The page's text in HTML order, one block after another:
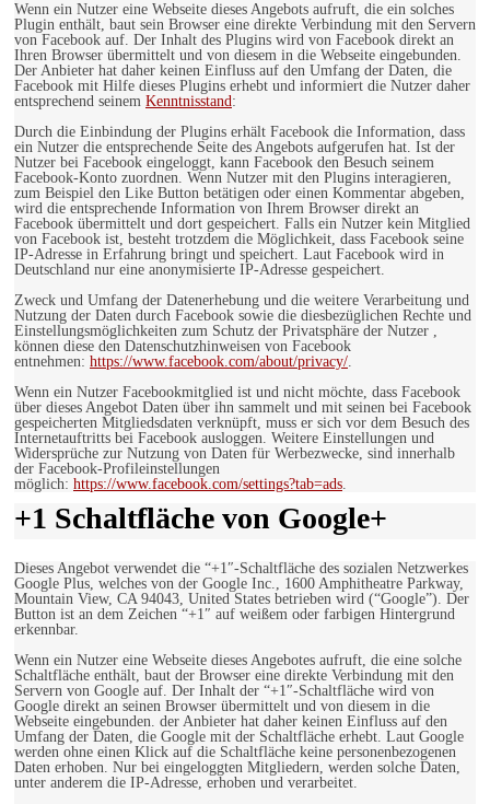
Wenn ein Nutzer eine Webseite dieses Angebots aufruft, die ein solches
Plugin enthält, baut sein Browser eine direkte Verbindung mit den Servern
von Facebook auf. Der Inhalt des Plugins wird von Facebook direkt an
Ihren Browser übermittelt und von diesem in die Webseite eingebunden.
Der Anbieter hat daher keinen Einfluss auf den Umfang der Daten, die
Facebook mit Hilfe dieses Plugins erhebt und informiert die Nutzer daher
entsprechend seinem Kenntnisstand:
Durch die Einbindung der Plugins erhält Facebook die Information, dass
ein Nutzer die entsprechende Seite des Angebots aufgerufen hat. Ist der
Nutzer bei Facebook eingeloggt, kann Facebook den Besuch seinem
Facebook-Konto zuordnen. Wenn Nutzer mit den Plugins interagieren,
zum Beispiel den Like Button betätigen oder einen Kommentar abgeben,
wird die entsprechende Information von Ihrem Browser direkt an
Facebook übermittelt und dort gespeichert. Falls ein Nutzer kein Mitglied
von Facebook ist, besteht trotzdem die Möglichkeit, dass Facebook seine
IP-Adresse in Erfahrung bringt und speichert. Laut Facebook wird in
Deutschland nur eine anonymisierte IP-Adresse gespeichert.
Zweck und Umfang der Datenerhebung und die weitere Verarbeitung und
Nutzung der Daten durch Facebook sowie die diesbezüglichen Rechte und
Einstellungsmöglichkeiten zum Schutz der Privatsphäre der Nutzer ,
können diese den Datenschutzhinweisen von Facebook
entnehmen: https://www.facebook.com/about/privacy/.
Wenn ein Nutzer Facebookmitglied ist und nicht möchte, dass Facebook
über dieses Angebot Daten über ihn sammelt und mit seinen bei Facebook
gespeicherten Mitgliedsdaten verknüpft, muss er sich vor dem Besuch des
Internetauftritts bei Facebook ausloggen. Weitere Einstellungen und
Widersprüche zur Nutzung von Daten für Werbezwecke, sind innerhalb
der Facebook-Profileinstellungen
möglich: https://www.facebook.com/settings?tab=ads.
+1 Schaltfläche von Google+
Dieses Angebot verwendet die “+1″-Schaltfläche des sozialen Netzwerkes
Google Plus, welches von der Google Inc., 1600 Amphitheatre Parkway,
Mountain View, CA 94043, United States betrieben wird (“Google”). Der
Button ist an dem Zeichen “+1″ auf weißem oder farbigen Hintergrund
erkennbar.
Wenn ein Nutzer eine Webseite dieses Angebotes aufruft, die eine solche
Schaltfläche enthält, baut der Browser eine direkte Verbindung mit den
Servern von Google auf. Der Inhalt der “+1″-Schaltfläche wird von
Google direkt an seinen Browser übermittelt und von diesem in die
Webseite eingebunden. der Anbieter hat daher keinen Einfluss auf den
Umfang der Daten, die Google mit der Schaltfläche erhebt. Laut Google
werden ohne einen Klick auf die Schaltfläche keine personenbezogenen
Daten erhoben. Nur bei eingeloggten Mitgliedern, werden solche Daten,
unter anderem die IP-Adresse, erhoben und verarbeitet.